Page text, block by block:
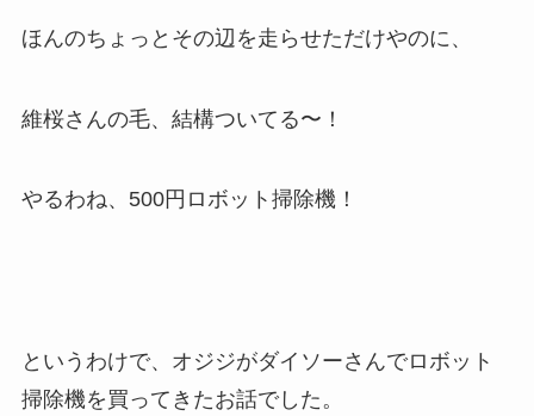
ほんのちょっとその辺を走らせただけやのに、
維桜さんの毛、結構ついてる〜！
やるわね、500円ロボット掃除機！
というわけで、オジジがダイソーさんでロボット
掃除機を買ってきたお話でした。